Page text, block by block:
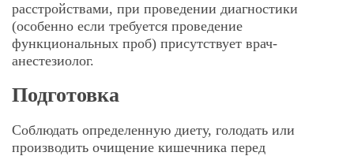
расстройствами, при проведении диагностики
(особенно если требуется проведение
функциональных проб) присутствует врач-
анестезиолог.
Подготовка
Соблюдать определенную диету, голодать или
производить очищение кишечника перед